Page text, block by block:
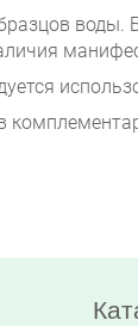
воды.